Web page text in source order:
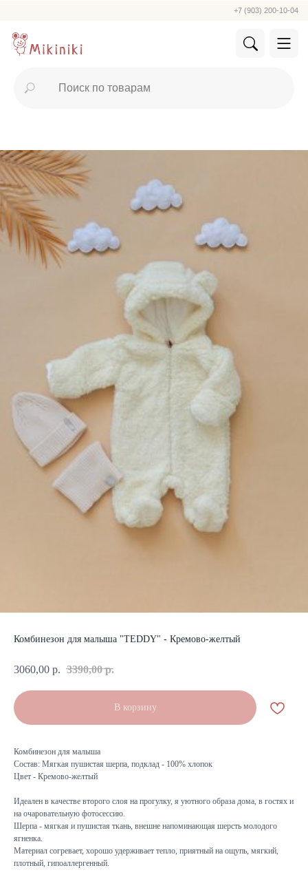
Комбинезон для малыша "TEDDY" - Кремово-желтый
3060,00 р. 3390,00 р.
В корзину
Комбинезон для малыша
Состав: Мягкая пушистая шерпа, подклад - 100% хлопок
Цвет - Кремово-желтый
Идеален в качестве второго слоя на прогулку, я уютного образа дома, в гостях и
на очаровательную фотосессию.
Шерпа - мягкая и пушистая ткань, внешне напоминающая шерсть молодого
ягненка.
Материал согревает, хорошо удерживает тепло, приятный на ощупь, мягкий,
плотный, гипоаллергенный.